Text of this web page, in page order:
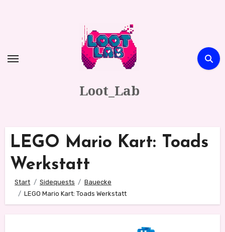
Loot_Lab
LEGO Mario Kart: Toads
Werkstatt
Start Sidequests
Bauecke
LEGO Mario Kart: Toads Werkstatt